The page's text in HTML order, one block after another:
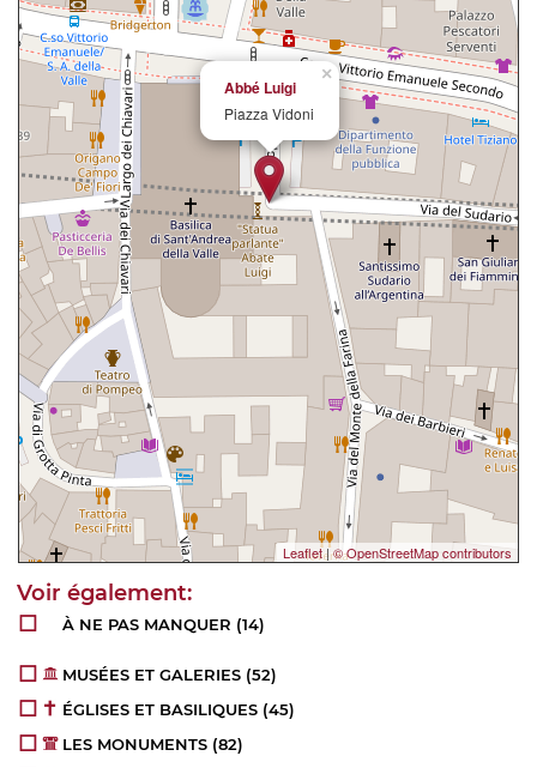
×
Abbé Luigi
Piazza Vidoni
Leaflet|© OpenStreetMap contributors
À NE PAS MANQUER (14)
MUSÉES ET GALERIES (52)
ÉGLISES ET BASILIQUES (45)
LES MONUMENTS (82)